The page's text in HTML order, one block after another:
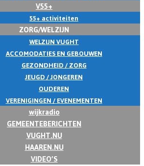
V55+
55+ activiteiten
ZORG/WELZIJN
WELZIJN VUGHT
ACCOMODATIES EN GEBOUWEN
GEZONDHEID / ZORG
JEUGD / JONGEREN
OUDEREN
VERENIGINGEN / EVENEMENTEN
wijkradio
GEMEENTEBERICHTEN
VUGHT.NU
HAAREN.NU
VIDEO’S